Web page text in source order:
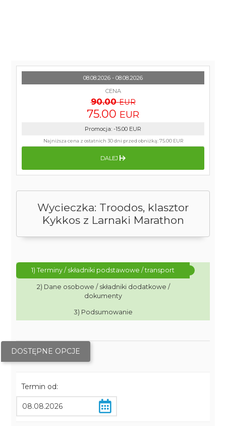
Wycieczka: Troodos, klasztor
Kykkos z Larnaki Marathon
1) Terminy / składniki podstawowe / transport
2) Dane osobowe / składniki dodatkowe /
dokumenty
3) Podsumowanie
DOSTĘPNE OPCJE
Termin od:
08.08.2026 - 08.08.2026
CENA
90.00 EUR
75.00 EUR
Promocja: -15.00 EUR
Najniższa cena z ostatnich 30 dni przed obniżką:75.00 EUR
DALEJ